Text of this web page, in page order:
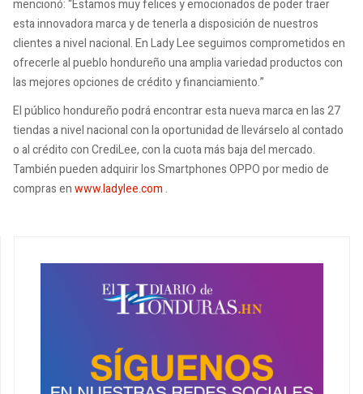
mencionó: “Estamos muy felices y emocionados de poder traer
esta innovadora marca y de tenerla a disposición de nuestros
clientes a nivel nacional. En Lady Lee seguimos comprometidos en
ofrecerle al pueblo hondureño una amplia variedad productos con
las mejores opciones de crédito y financiamiento.”
El público hondureño podrá encontrar esta nueva marca en las 27
tiendas a nivel nacional con la oportunidad de llevárselo al contado
o al crédito con CrediLee, con la cuota más baja del mercado.
También pueden adquirir los Smartphones OPPO por medio de
compras enwww.ladylee.com .